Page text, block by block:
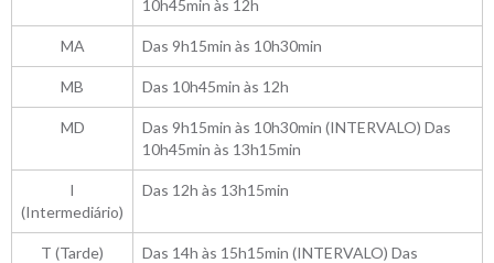
10h45min às 12h
MA Das 9h15min às 10h30min
MB Das 10h45min às 12h
MD
Das 9h15min às 10h30min (INTERVALO) Das
10h45min às 13h15min
I
(Intermediário)
Das 12h às 13h15min
T (Tarde)
Das 14h às 15h15min (INTERVALO) Das